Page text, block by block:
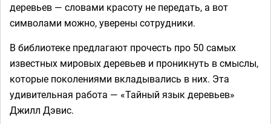
деревьев — словами красоту не передать, а вот
символами можно, уверены сотрудники.
В библиотеке предлагают прочесть про 50 самых
известных мировых деревьев и проникнуть в смыслы,
которые поколениями вкладывались в них. Эта
удивительная работа — «Тайный язык деревьев»
Джилл Дэвис.